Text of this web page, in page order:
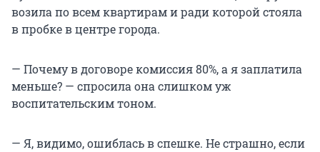
возила по всем квартирам и ради которой стояла
в пробке в центре города.
— Почему в договоре комиссия 80%, а я заплатила
меньше? — спросила она слишком уж
воспитательским тоном.
— Я, видимо, ошиблась в спешке. Не страшно, если